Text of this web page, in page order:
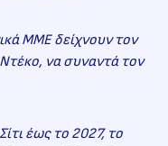
ΜΜΕ δείχνουν τον
να συναντά τον
έως το 2027, το